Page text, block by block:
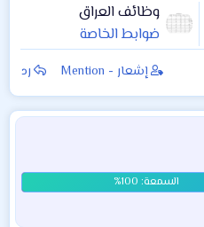
وظائف العراق
ضوابط الخاصة
بالتقديم على
الدرجات الوظيفية
#تربية_كربلاء مع
صور لجداول تقسيم
إشعار - Mention رد